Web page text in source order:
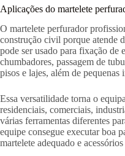
Aplicações do martelete
O martelete perfurador
construção civil porque atende
pode ser usado para fixação de
chumbadores, passagem de
pisos e lajes, além de pequenas
Essa versatilidade torna o
residenciais, comerciais,
várias ferramentas diferentes
equipe consegue executar boa
martelete adequado e